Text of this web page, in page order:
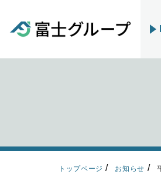
トップページ お知らせ